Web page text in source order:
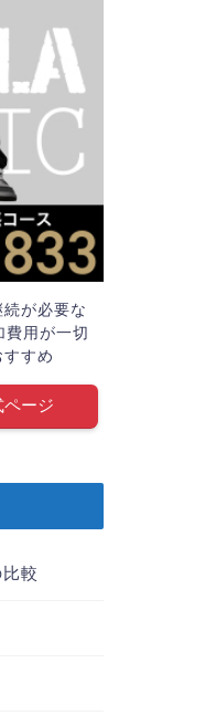
が必要な
費用が一切
すめ
ページ
較